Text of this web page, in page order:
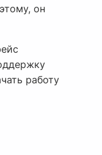
он
работу